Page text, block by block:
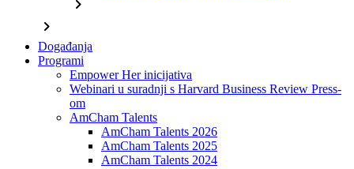
chevron_right
chevron_right
Događanja
Programi
Empower Her inicijativa
Webinari u suradnji s Harvard Business Review Press-
om
AmCham Talents
AmCham Talents 2026
AmCham Talents 2025
AmCham Talents 2024